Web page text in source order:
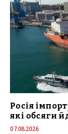
Росія
які обсяги
07.08.2026